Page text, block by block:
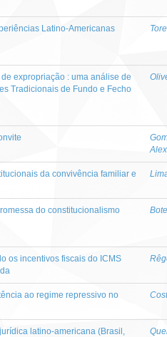
Latino-Americanas
expropriação : uma análise de
Tradicionais de Fundo e Fecho
da convivência familiar e
do constitucionalismo
os incentivos fiscais do ICMS
ao regime repressivo no
latino-americana (Brasil,